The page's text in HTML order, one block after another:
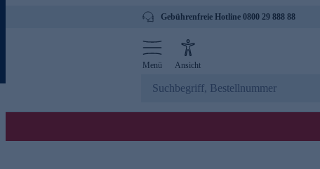
Gebührenfreie Hotline 0800 29 888 88
Menü Ansicht